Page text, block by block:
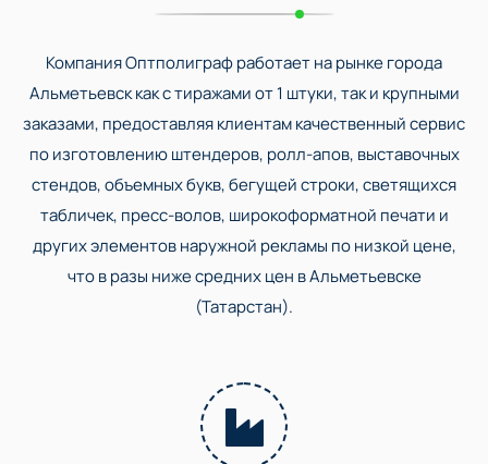
Компания Оптполиграф работает на рынке города
Альметьевск как с тиражами от 1 штуки, так и крупными
заказами, предоставляя клиентам качественный сервис
по изготовлению штендеров, ролл-апов, выставочных
стендов, объемных букв, бегущей строки, светящихся
табличек, пресс-волов, широкоформатной печати и
других элементов наружной рекламы по низкой цене,
что в разы ниже средних цен в Альметьевске
(Татарстан).